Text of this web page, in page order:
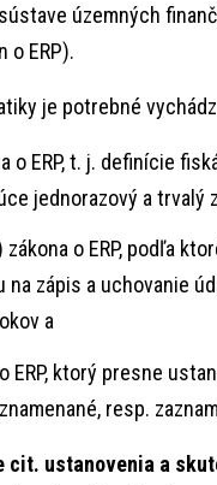
územných
o ERP).
je potrebné
o ERP, t. j. definície
jednorazový a trvalý
o ERP, podľa
zápis a uchovanie
a
ERP, ktorý presne
resp.
cit. ustanovenia a